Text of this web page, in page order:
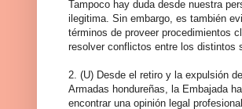
Tampoco hay duda desde nuestra
ilegitima. Sin embargo, es también
términos de proveer procedimientos
resolver conflictos entre los distintos
2. (U) Desde el retiro y la expulsión
Armadas hondureñas, la Embajada
encontrar una opinión legal